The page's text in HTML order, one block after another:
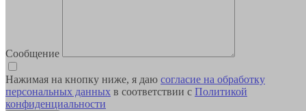
Сообщение
Нажимая на кнопку ниже, я даю согласие на обработку
персональных данных в соответствии с Политикой
конфиденциальности